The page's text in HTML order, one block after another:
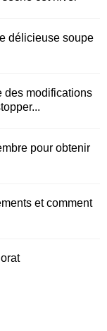
délicieuse soupe
des modifications
pour obtenir
et comment